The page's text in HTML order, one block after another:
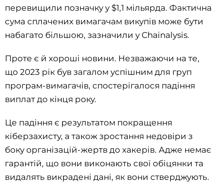
перевищили позначку у $1,1 мільярда. Фактична
сума сплачених вимагачам викупів може бути
набагато більшою, зазначили у Chainalysis.
Проте є й хороші новини. Незважаючи на те,
що 2023 рік був загалом успішним для груп
програм-вимагачів, спостерігалося падіння
виплат до кінця року.
Це падіння є результатом покращення
кіберзахисту, а також зростання недовіри з
боку організацій-жертв до хакерів. Адже немає
гарантій, що вони виконають свої обіцянки та
видалять викрадені дані, як вони стверджують.